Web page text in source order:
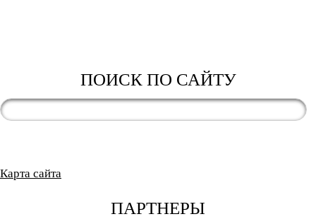
ПОИСК ПО САЙТУ
Карта сайта
ПАРТНЕРЫ